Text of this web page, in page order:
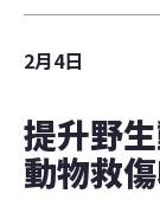
2月4日
提升野
動物救